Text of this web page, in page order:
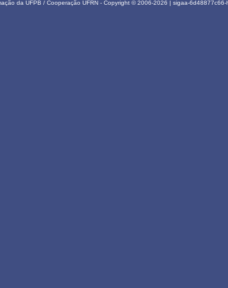
da UFPB / Cooperação UFRN - Copyright © 2006-2026 | sigaa-